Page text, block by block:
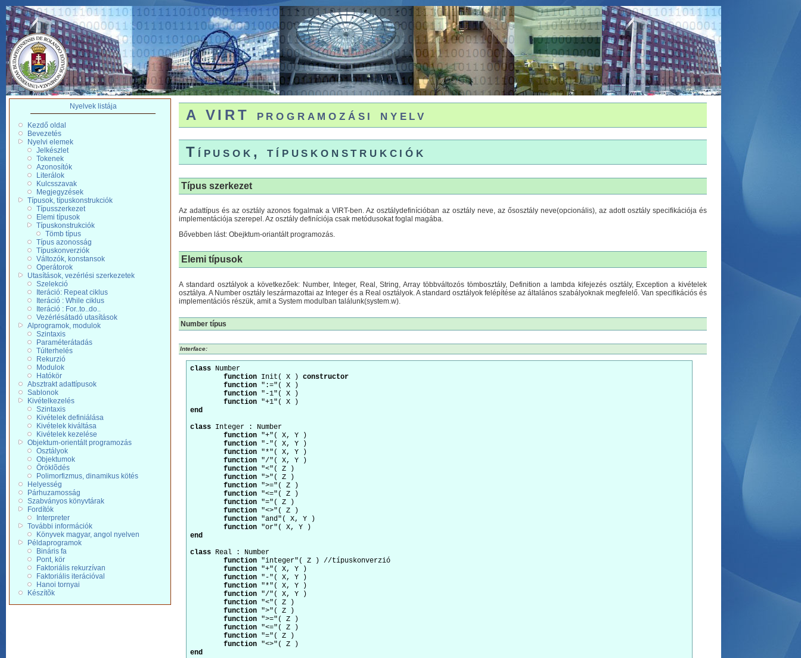
Nyelvek listája
Kezdő oldal
Bevezetés
Nyelvi elemek
Jelkészlet
Tokenek
Azonosítók
Literálok
Kulcsszavak
Megjegyzések
Típusok, típuskonstrukciók
Típusszerkezet
Elemi típusok
Típuskonstrukciók
Tömb típus
Típus azonosság
Típuskonverziók
Változók, konstansok
Operátorok
Utasítások, vezérlési szerkezetek
Szelekció
Iteráció: Repeat ciklus
Iteráció : While ciklus
Iteráció : For..to..do..
Vezérlésátadó utasítások
Alprogramok, modulok
Szintaxis
Paraméterátadás
Túlterhelés
Rekurzió
Modulok
Hatókör
Absztrakt adattípusok
Sablonok
Kivételkezelés
Szintaxis
Kivételek definiálása
Kivételek kiváltása
Kivételek kezelése
Objektum-orientált programozás
Osztályok
Objektumok
Öröklõdés
Polimorfizmus, dinamikus kötés
Helyesség
Párhuzamosság
Szabványos könyvtárak
Fordítók
Interpreter
További információk
Könyvek magyar, angol nyelven
Példaprogramok
Bináris fa
Pont, kör
Faktoriális rekurzívan
Faktoriális iterációval
Hanoi tornyai
Készítõk
A VIRT programozási nyelv
Típusok, típuskonstrukciók
Típus szerkezet
Az adattípus és az osztály azonos fogalmak a VIRT-ben. Az osztálydefinícióban az osztály neve, az ősosztály neve(opcionális), az adott osztály specifikációja és
implementációja szerepel. Az osztály definíciója csak metódusokat foglal magába.
Bővebben lást: Obejktum-oriantált programozás.
Elemi típusok
A standard osztályok a következőek: Number, Integer, Real, String, Array többváltozós tömbosztály, Definition a lambda kifejezés osztály, Exception a kivételek
osztálya. A Number osztály leszármazottai az Integer és a Real osztályok. A standard osztályok felépítése az általános szabályoknak megfelelő. Van specifikációs és
implementációs részük, amit a System modulban találunk(system.w).
Number típus
Interface:
class Number
function Init( X ) constructor
function ":="( X )
function "-1"( X )
function
end
class Integer : Number
function "+"( X, Y )
function "-"( X, Y )
function "*"( X, Y )
function "/"( X, Y )
function "<"( Z )
function ">"( Z )
function ">="( Z )
function "<="( Z )
function "="( Z )
function "<>"( Z )
function "and"( X, Y )
function
end
class Real : Number
function "integer"( Z ) //típuskonverzió
function "+"( X, Y )
function "-"( X, Y )
function "*"( X, Y )
function "/"( X, Y )
function "<"( Z )
function ">"( Z )
function ">="( Z )
function "<="( Z )
function "="( Z )
function
end